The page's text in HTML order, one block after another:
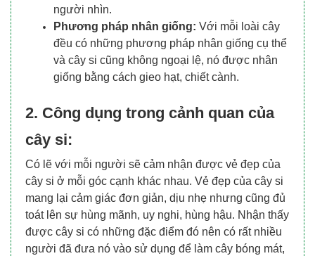
người nhìn.
Phương pháp nhân giống: Với mỗi loài cây
đều có những phương pháp nhân giống cụ thể
và cây si cũng không ngoại lệ, nó được nhân
giống bằng cách gieo hạt, chiết cành.
2. Công dụng trong cảnh quan của
cây si:
Có lẽ với mỗi người sẽ cảm nhận được vẻ đẹp của
cây si ở mỗi góc cạnh khác nhau. Vẻ đẹp của cây si
mang lại cảm giác đơn giản, dịu nhẹ nhưng cũng đủ
toát lên sự hùng mãnh, uy nghi, hùng hậu. Nhận thấy
được cây si có những đặc điểm đó nên có rất nhiều
người đã đưa nó vào sử dụng để làm cây bóng mát,